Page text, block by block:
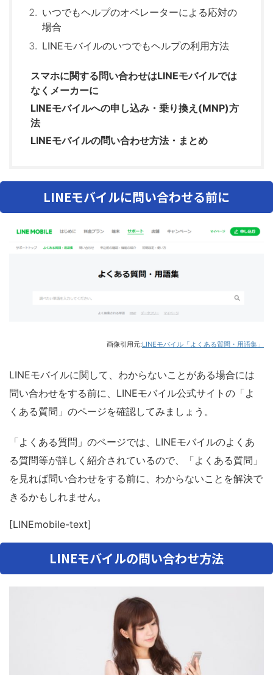
いつでもヘルプのオペレーターによる応対の
場合
LINEモバイルのいつでもヘルプの利用方法
スマホに関する問い合わせはLINEモバイルでは
なくメーカーに
LINEモバイルへの申し込み・乗り換え(MNP)方
法
LINEモバイルの問い合わせ方法・まとめ
LINEモバイルに問い合わせる前に
画像引用元:LINEモバイル「よくある質問・用語集」
LINEモバイルに関して、わからないことがある場合には
問い合わせをする前に、LINEモバイル公式サイトの「よ
くある質問」のページを確認してみましょう。
「よくある質問」のページでは、LINEモバイルのよくあ
る質問等が詳しく紹介されているので、「よくある質問」
を見れば問い合わせをする前に、わからないことを解決で
きるかもしれません。
[LINEmobile-text]
LINEモバイルの問い合わせ方法